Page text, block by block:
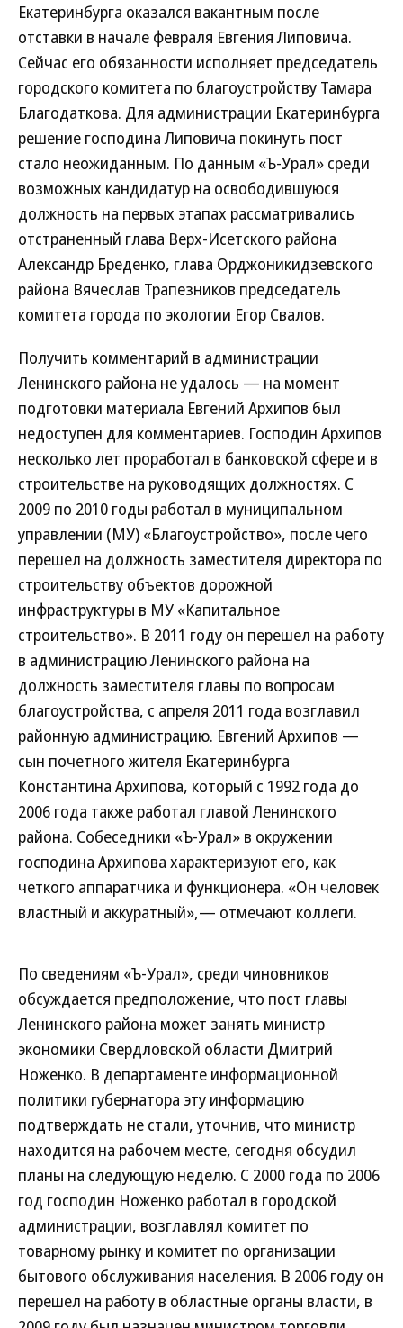
Екатеринбурга оказался вакантным после
отставки в начале февраля Евгения Липовича.
Сейчас его обязанности исполняет председатель
городского комитета по благоустройству Тамара
Благодаткова. Для администрации Екатеринбурга
решение господина Липовича покинуть пост
стало неожиданным. По данным «Ъ-Урал» среди
возможных кандидатур на освободившуюся
должность на первых этапах рассматривались
отстраненный глава Верх-Исетского района
Александр Бреденко, глава Орджоникидзевского
района Вячеслав Трапезников председатель
комитета города по экологии Егор Свалов.
Получить комментарий в администрации
Ленинского района не удалось — на момент
подготовки материала Евгений Архипов был
недоступен для комментариев. Господин Архипов
несколько лет проработал в банковской сфере и в
строительстве на руководящих должностях. С
2009 по 2010 годы работал в муниципальном
управлении (МУ) «Благоустройство», после чего
перешел на должность заместителя директора по
строительству объектов дорожной
инфраструктуры в МУ «Капитальное
строительство». В 2011 году он перешел на работу
в администрацию Ленинского района на
должность заместителя главы по вопросам
благоустройства, с апреля 2011 года возглавил
районную администрацию. Евгений Архипов —
сын почетного жителя Екатеринбурга
Константина Архипова, который с 1992 года до
2006 года также работал главой Ленинского
района. Собеседники «Ъ-Урал» в окружении
господина Архипова характеризуют его, как
четкого аппаратчика и функционера. «Он человек
властный и аккуратный»,— отмечают коллеги.
По сведениям «Ъ-Урал», среди чиновников
обсуждается предположение, что пост главы
Ленинского района может занять министр
экономики Свердловской области Дмитрий
Ноженко. В департаменте информационной
политики губернатора эту информацию
подтверждать не стали, уточнив, что министр
находится на рабочем месте, сегодня обсудил
планы на следующую неделю. С 2000 года по 2006
год господин Ноженко работал в городской
администрации, возглавлял комитет по
товарному рынку и комитет по организации
бытового обслуживания населения. В 2006 году он
перешел на работу в областные органы власти, в